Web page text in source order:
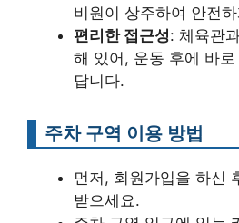
비원이 상주하여 안전
편리한 접근성: 체육관
해 있어, 운동 후에 바
답니다.
주차 구역 이용 방법
먼저, 회원가입을 하신
받으세요.